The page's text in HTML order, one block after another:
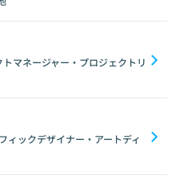
マネージャー・プロジェクトリ
ィックデザイナー・アートディ